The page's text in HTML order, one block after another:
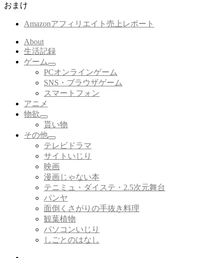
おまけ
Amazonアフィリエイト売上レポート
About
生活記録
ゲーム
サ
ブ
メ
ニ
を
展
開
PCオンラインゲーム
SNS・ブラウザゲーム
スマートフォン
アニメ
物欲
サ
ブ
メ
ニ
ュ
ー
を
展
開
貰い物
その他
サ
ブ
メ
ニ
ュ
ー
を
展
開
テレビドラマ
サイトいじり
映画
漫画じゃない本
テニミュ・ダイステ・2.5次元舞台
パンヤ
面倒くさがりの手抜き料理
観葉植物
パソコンいじり
しごとのはなし